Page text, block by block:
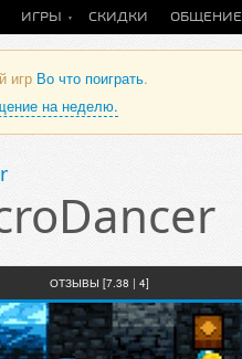
ИГРЫ СКИДКИ ОБЩЕНИЕ
игр Во что поиграть.
на неделю.
ОТЗЫВЫ [7.38 | 4]